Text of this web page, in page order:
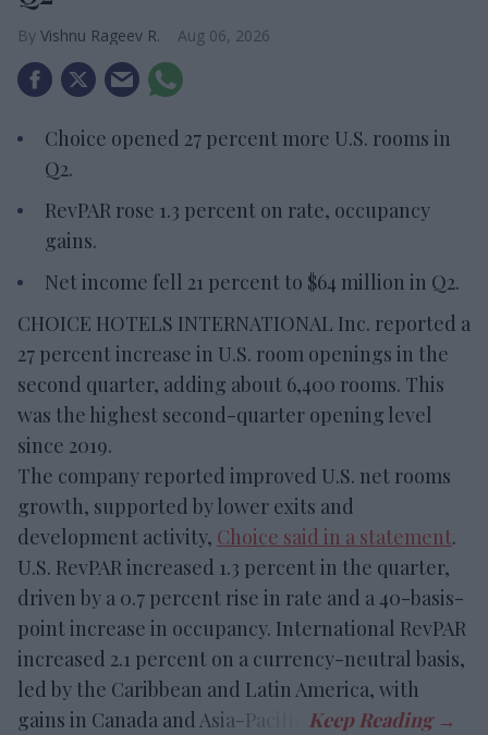
Vishnu Rageev R. Aug 06, 2026
Choice opened 27 percent more U.S. rooms in
Q2.
RevPAR rose 1.3 percent on rate, occupancy
gains.
Net income fell 21 percent to $64 million in Q2.
CHOICE HOTELS INTERNATIONAL Inc. reported a
27 percent increase in U.S. room openings in the
second quarter, adding about 6,400 rooms. This
was the highest second-quarter opening level
since 2019.
The company reported improved U.S. net rooms
growth, supported by lower exits and
development activity, Choice said in a statement.
U.S. RevPAR increased 1.3 percent in the quarter,
driven by a 0.7 percent rise in rate and a 40-basis-
point increase in occupancy. International RevPAR
increased 2.1 percent on a currency-neutral basis,
led by the Caribbean and Latin America, with
gains in Canada and Asia-Pacific.